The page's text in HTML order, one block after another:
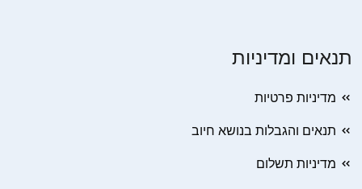
תנאים ומדיניות
מדיניות פרטיות
תנאים והגבלות בנושא חיוב
מדיניות תשלום